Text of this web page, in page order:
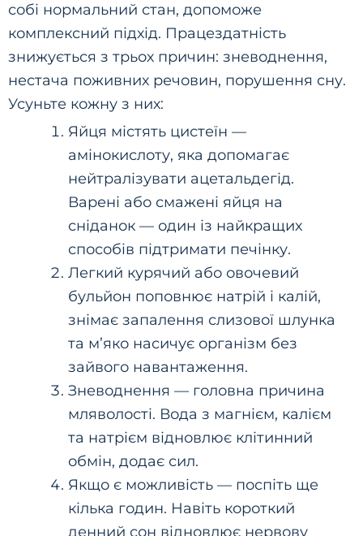
собі нормальний стан, допоможе
комплексний підхід. Працездатність
знижується з трьох причин: зневоднення,
нестача поживних речовин, порушення сну.
Усуньте кожну з них:
Яйця містять цистеїн —
амінокислоту, яка допомагає
нейтралізувати ацетальдегід.
Варені або смажені яйця на
сніданок — один із найкращих
способів підтримати печінку.
Легкий курячий або овочевий
бульйон поповнює натрій і калій,
знімає запалення слизової шлунка
та м’яко насичує організм без
зайвого навантаження.
Зневоднення — головна причина
мляволості. Вода з магнієм, калієм
та натрієм відновлює клітинний
обмін, додає сил.
Якщо є можливість — поспіть ще
кілька годин. Навіть короткий
денний сон відновлює нервову